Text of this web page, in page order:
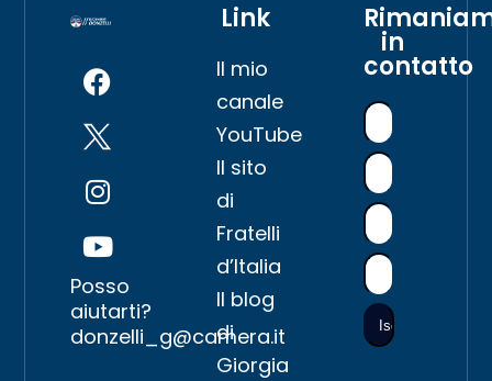
Posso
aiutarti?
donzelli_g@camera.it
Link
Il mio
canale
YouTube
Il sito
di
Fratelli
d’Italia
Il blog
di
Giorgia
in
contatto